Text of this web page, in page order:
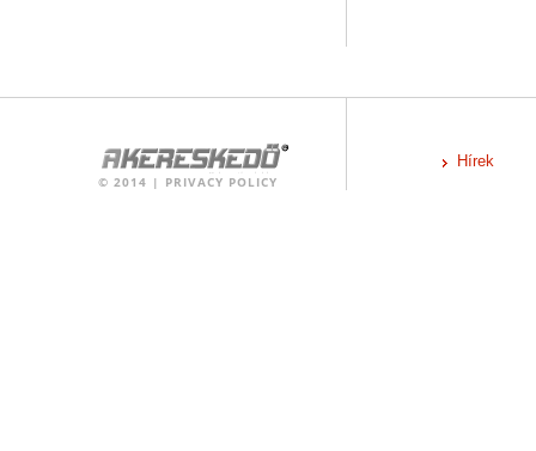
© 2014 | PRIVACY POLICY
Hírek